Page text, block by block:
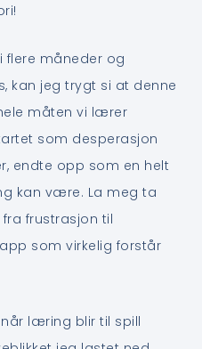
flere måneder og
kan jeg trygt si at denne
måten vi lærer
som desperasjon
endte opp som en helt
kan være. La meg ta
frustrasjon til
som virkelig forstår
læring blir til spill